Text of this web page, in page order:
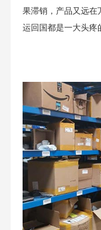
果滞销，产品又远在
运回国都是一大头疼